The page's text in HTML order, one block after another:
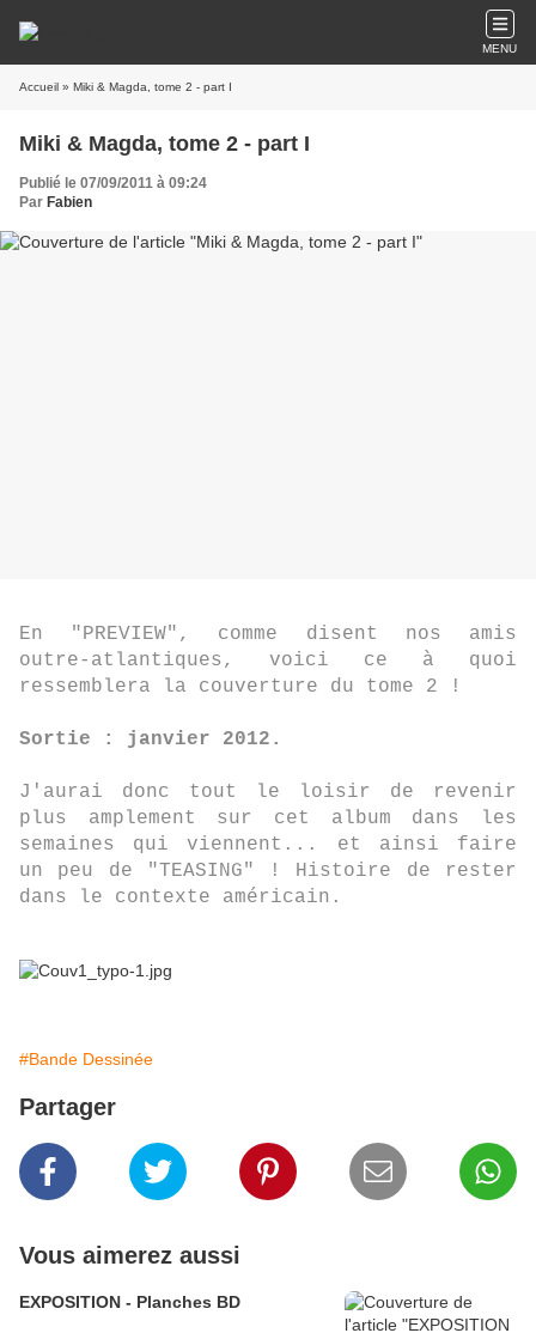
MENU
Accueil » Miki & Magda, tome 2 - part I
Miki & Magda, tome 2 - part I
Publié le 07/09/2011 à 09:24
Par Fabien
En "PREVIEW", comme disent nos amis
outre-atlantiques, voici ce à quoi
ressemblera la couverture du tome 2 !
Sortie : janvier 2012.
J'aurai donc tout le loisir de revenir
plus amplement sur cet album dans les
semaines qui viennent... et ainsi faire
un peu de "TEASING" ! Histoire de rester
dans le contexte américain.
#Bande Dessinée
Partager
Vous aimerez aussi
EXPOSITION - Planches BD